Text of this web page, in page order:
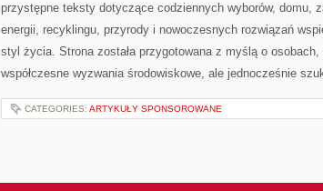
przystępne teksty dotyczące codziennych wyborów, domu,
energii, recyklingu, przyrody i nowoczesnych rozwiązań
styl życia. Strona została przygotowana z myślą o
współczesne wyzwania środowiskowe, ale jednocześnie
CATEGORIES: ARTYKUŁY SPONSOROWANE